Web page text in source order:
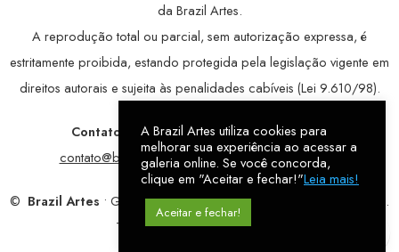
da Brazil Artes.
A reprodução total ou parcial, sem autorização expressa, é
estritamente proibida, estando protegida pela legislação vigente em
direitos autorais e sujeita às penalidades cabíveis (Lei 9.610/98).
Contatos: WhatsApp:79 9998-1221/ E-mail:
contato@brazilartes.com/ Instagram:@brazilartes
© Brazil Artes • Galeria Online.9 anosde história (2017 – 2026).
Todos os direitos reservados!
A Brazil Artes utiliza cookies para
melhorar sua experiência ao acessar a
galeria online. Se você concorda,
clique em "Aceitar e fechar!"Leia mais!
Aceitar e fechar!